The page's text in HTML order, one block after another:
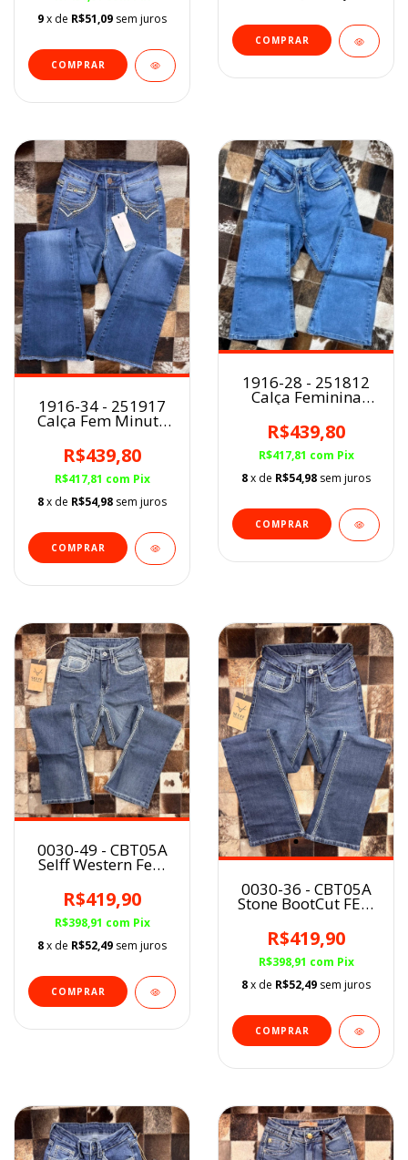
9x de R$51,09 sem juros
COMPRAR
COMPRAR
1916-34 - 251917
Calça Fem Minuty
Cós Alto/Bordada
Flare
R$439,80
R$417,81 com Pix
8x de R$54,98 sem juros
COMPRAR
1916-28 - 251812
Calça Feminina
Minuty Cós Alto /
Básica Flare
R$439,80
R$417,81 com Pix
8x de R$54,98 sem juros
COMPRAR
0030-49 - CBT05A
Selff Western Fem
R$419,90
R$398,91 com Pix
8x de R$52,49 sem juros
COMPRAR
0030-36 - CBT05A
Stone BootCut FEM
R$419,90
R$398,91 com Pix
8x de R$52,49 sem juros
COMPRAR